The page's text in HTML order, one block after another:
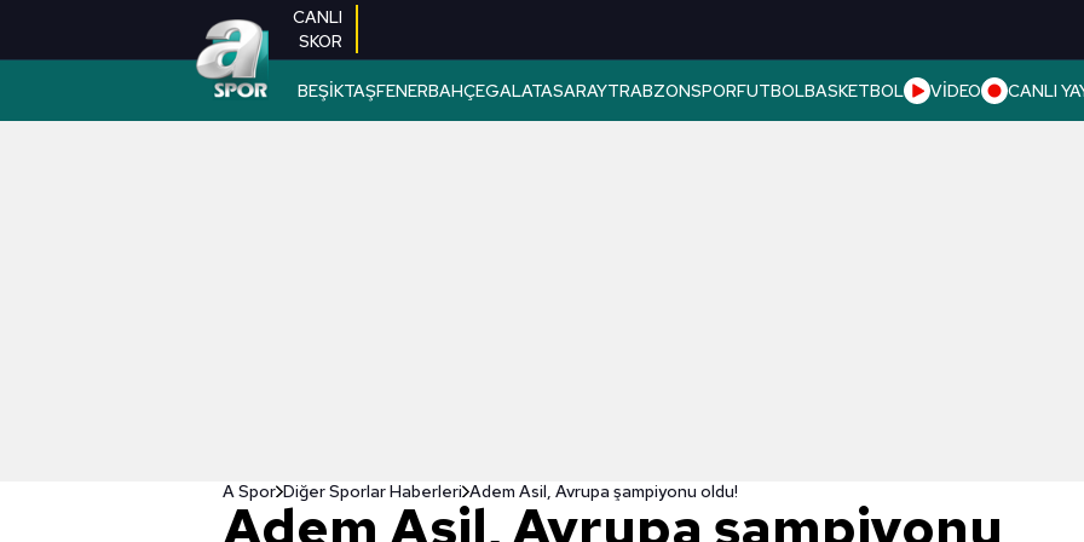
CANLI
SKOR
BEŞİKTAŞFENERBAHÇEGALATASARAYTRABZONSPORFUTBOLBASKETBOL VİDEO CANLI
A Spor Diğer Sporlar Haberleri Adem Asil, Avrupa şampiyonu oldu!
Adem Asil, Avrupa şampiyonu